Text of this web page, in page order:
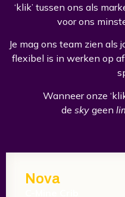
‘klik’ tussen ons als
voor ons
Je mag ons team zien
flexibel is in werken op
Wanneer onze
de skygeen
Nova